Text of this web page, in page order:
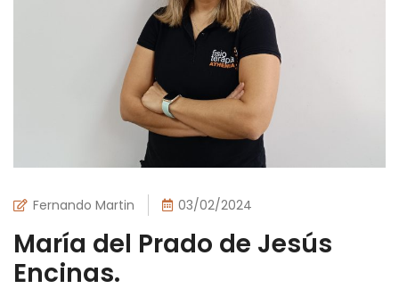
Fernando Martin 03/02/2024
María del Prado de Jesús
Encinas.